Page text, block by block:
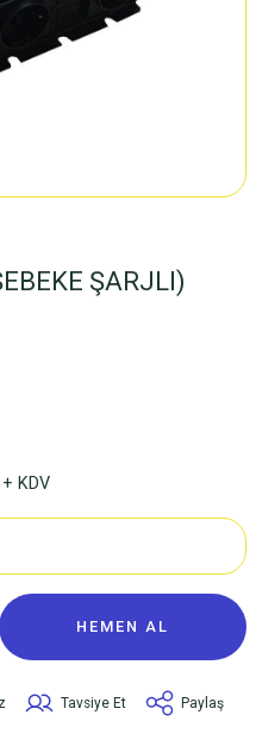
ŞARJLI)
KDV
HEMEN AL
Tavsiye Et Paylaş